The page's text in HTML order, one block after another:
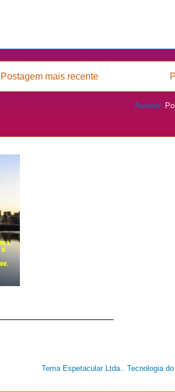
Postagem mais recente
Assinar:
Tema Espetacular Ltda.. Tecnologia do